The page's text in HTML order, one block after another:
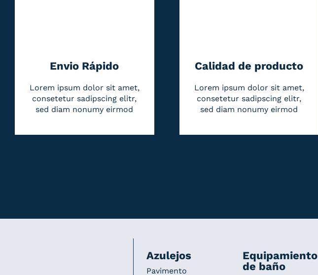
Envio Rápido
Lorem ipsum dolor sit amet,
consetetur sadipscing elitr,
sed diam nonumy eirmod
Calidad de producto
Lorem ipsum dolor sit amet,
consetetur sadipscing elitr,
sed diam nonumy eirmod
Azulejos
Pavimento
Equipamiento
de baño